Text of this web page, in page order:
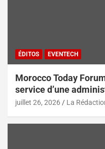
ÉDITOS EVENTECH
Morocco Today
service d’une
juillet 26, 2026 La